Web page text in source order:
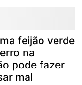
feijão verde
na
pode fazer
mal